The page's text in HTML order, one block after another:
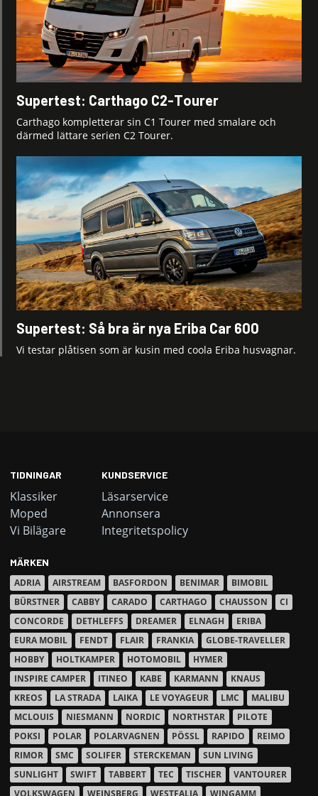
Supertest: Carthago C2-Tourer
Carthago kompletterar sin C1 Tourer med smalare och
därmed lättare serien C2 Tourer.
Supertest: Så bra är nya Eriba Car 600
Vi testar plåtisen som är kusin med coola Eriba husvagnar.
TIDNINGAR
Klassiker
Moped
Vi Bilägare
KUNDSERVICE
Läsarservice
Annonsera
Integritetspolicy
MÄRKEN
ADRIA
AIRSTREAM BASFORDON BENIMAR
BIMOBIL
BÜRSTNER
CABBY CARADO CARTHAGO CHAUSSON
CI
CONCORDE
DETHLEFFS DREAMER ELNAGH
ERIBA
EURA MOBIL
FENDT FLAIR FRANKIA
GLOBE-TRAVELLER
HOBBY
HOLTKAMPER HOTOMOBIL
HYMER
INSPIRE CAMPER
ITINEO KABE KARMANN
KNAUS
KREOS
LA STRADA LAIKA LE VOYAGEUR LMC
MALIBU
MCLOUIS
NIESMANN NORDIC NORTHSTAR
PILOTE
POKSI
POLAR POLARVAGNEN PÖSSL RAPIDO
REIMO
RIMOR
SMC SOLIFER STERCKEMAN
SUN LIVING
SUNLIGHT
SWIFT TABBERT TEC TISCHER
VANTOURER
VOLKSWAGEN
WEINSBERG WESTFALIA WINGAMM